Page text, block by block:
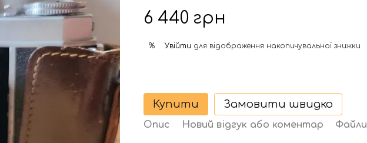
6 440 грн
% Увійти для відображення накопичувальної знижки
Купити Замовити швидко
Опис Новий відгук або коментар Файли